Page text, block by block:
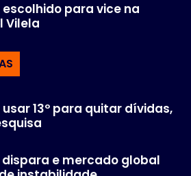
escolhido para vice na
Vilela
13º para quitar dívidas,
e mercado global